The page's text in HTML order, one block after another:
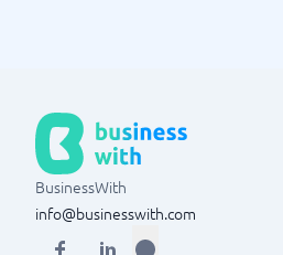
BusinessWith
info@businesswith.com